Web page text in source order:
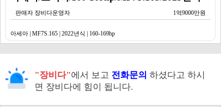
판매자 장비다운영자 1억9000만원
아세아 | MF7S.165 | 2022년식 | 160-169hp
"장비다"에서 보고 전화문의 하셨다고 하시
면 장비다에 힘이 됩니다.